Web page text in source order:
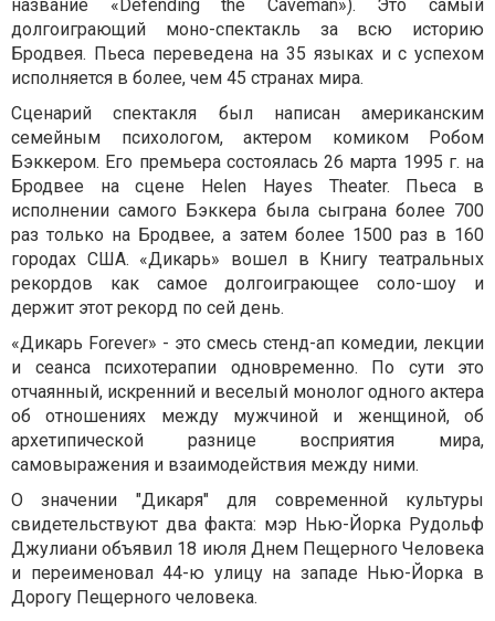
название «Defending the Caveman»). Это самый
долгоиграющий моно-спектакль за всю историю
Бродвея. Пьеса переведена на 35 языках и с успехом
исполняется в более, чем 45 странах мира.
Сценарий спектакля был написан американским
семейным психологом, актером комиком Робом
Бэккером. Его премьера состоялась 26 марта 1995 г. на
Бродвее на сцене Helen Hayes Theater. Пьеса в
исполнении самого Бэккера была сыграна более 700
раз только на Бродвее, а затем более 1500 раз в 160
городах США. «Дикарь» вошел в Книгу театральных
рекордов как самое долгоиграющее соло-шоу и
держит этот рекорд по сей день.
«Дикарь Forever» - это смесь стенд-ап комедии, лекции
и сеанса психотерапии одновременно. По сути это
отчаянный, искренний и веселый монолог одного актера
об отношениях между мужчиной и женщиной, об
архетипической разнице восприятия мира,
самовыражения и взаимодействия между ними.
О значении "Дикаря" для современной культуры
свидетельствуют два факта: мэр Нью-Йорка Рудольф
Джулиани объявил 18 июля Днем Пещерного Человека
и переименовал 44-ю улицу на западе Нью-Йорка в
Дорогу Пещерного человека.